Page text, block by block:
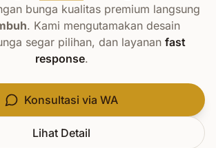
bunga kualitas premium langsung
. Kami mengutamakan desain
segar pilihan, dan layanan fast
response.
Konsultasi via WA
Lihat Detail